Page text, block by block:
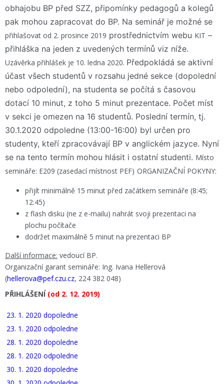
obhajobu BP před SZZ, připomínky pedagogů a kolegů
pak mohou zapracovat do BP. Na seminář je možné se
přihlašovat od 2. prosince 2019 prostřednictvím webu KIT –
přihláška na jeden z uvedených termínů viz níže.
Uzávěrka přihlášek je 10. ledna 2020. Předpokládá se aktivní
účast všech studentů v rozsahu jedné sekce (dopolední
nebo odpolední), na studenta se počítá s časovou
dotací 10 minut, z toho 5 minut prezentace. Počet míst
v sekci je omezen na 16 studentů. Poslední termín, tj.
30.1.2020 odpoledne (13:00-16:00) byl určen pro
studenty, kteří zpracovávají BP v anglickém jazyce. Nyní
se na tento termín mohou hlásit i ostatní studenti. Místo
semináře: E209 (zasedací místnost PEF) ORGANIZAČNÍ POKYNY:
přijít minimálně 15 minut před začátkem semináře (8:45;
12:45)
z flash disku (ne z e-mailu) nahrát svoji prezentaci na
plochu počítače
dodržet maximálně 5 minut na prezentaci BP
Další informace: vedoucí BP.
Organizační garant semináře: Ing. Ivana Hellerová
(hellerova@pef.czu.cz, 224 382 048)
PŘIHLÁŠENÍ (od 2. 12. 2019)
23. 1. 2020 dopoledne
23. 1. 2020 odpoledne
28. 1. 2020 dopoledne
28. 1. 2020 odpoledne
30. 1. 2020 dopoledne